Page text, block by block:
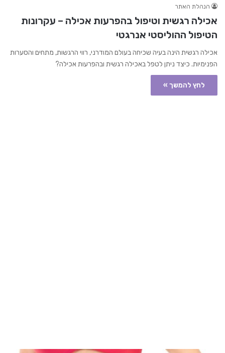
הנהלת האתר
אכילה רגשית וטיפול בהפרעות אכילה – עקרונות
הטיפול ההוליסטי אנרגטי
אכילה רגשית הינה בעיה שכיחה בעולם המודרני, רווי הרגשות, מתחים והסערות
הפנימיות. כיצד ניתן לטפל באכילה רגשית ובהפרעות אכילה?
לחץ להמשך »